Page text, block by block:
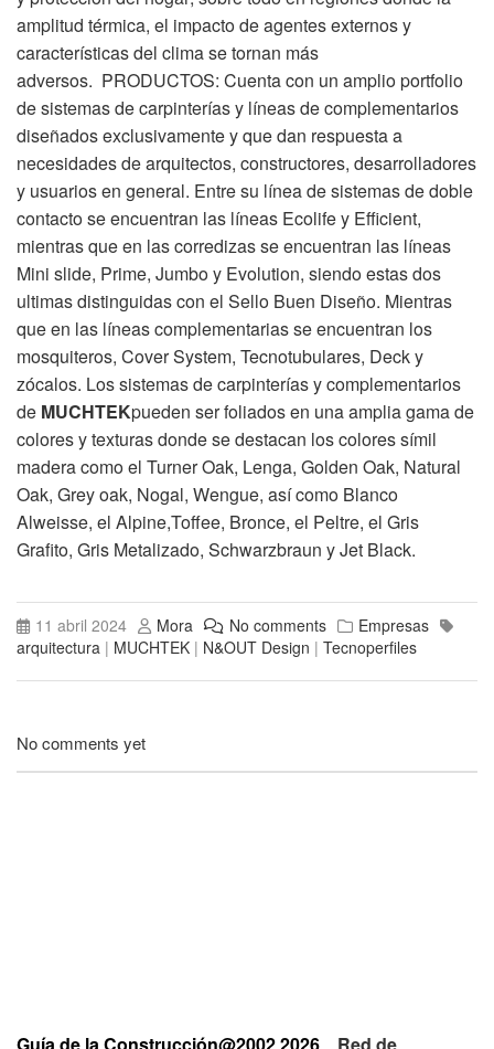
amplitud térmica, el impacto de agentes externos y
características del clima se tornan más
adversos. PRODUCTOS: Cuenta con un amplio portfolio
de sistemas de carpinterías y líneas de complementarios
diseñados exclusivamente y que dan respuesta a
necesidades de arquitectos, constructores, desarrolladores
y usuarios en general. Entre su línea de sistemas de doble
contacto se encuentran las líneas Ecolife y Efficient,
mientras que en las corredizas se encuentran las líneas
Mini slide, Prime, Jumbo y Evolution, siendo estas dos
ultimas distinguidas con el Sello Buen Diseño. Mientras
que en las líneas complementarias se encuentran los
mosquiteros, Cover System, Tecnotubulares, Deck y
zócalos. Los sistemas de carpinterías y complementarios
de MUCHTEKpueden ser foliados en una amplia gama de
colores y texturas donde se destacan los colores símil
madera como el Turner Oak, Lenga, Golden Oak, Natural
Oak, Grey oak, Nogal, Wengue, así como Blanco
Alweisse, el Alpine,Toffee, Bronce, el Peltre, el Gris
Grafito, Gris Metalizado, Schwarzbraun y Jet Black.
11 abril 2024 Mora No comments
Empresas
arquitectura | MUCHTEK | N&OUT Design | Tecnoperfiles
No comments yet